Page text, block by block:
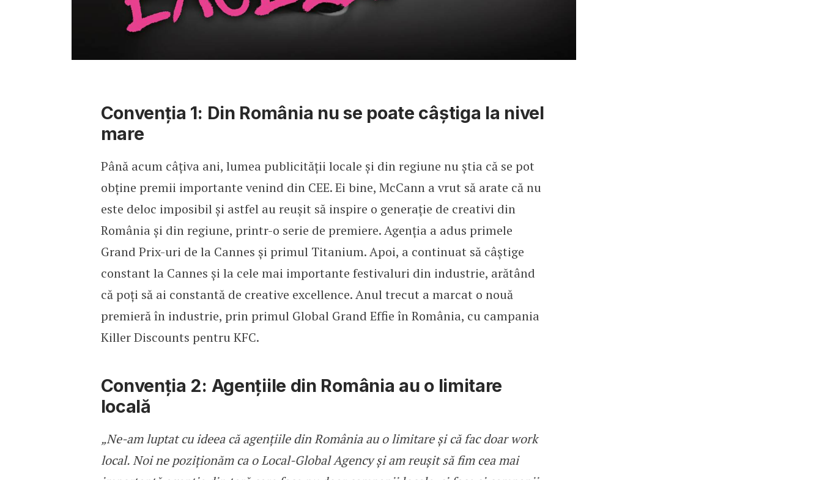
Convenția 1: Din România nu se poate câștiga la nivel
mare
Până acum câțiva ani, lumea publicității locale și din regiune nu știa că se pot
obține premii importante venind din CEE. Ei bine, McCann a vrut să arate că nu
este deloc imposibil și astfel au reușit să inspire o generație de creativi din
România și din regiune, printr-o serie de premiere. Agenția a adus primele
Grand Prix-uri de la Cannes și primul Titanium. Apoi, a continuat să câștige
constant la Cannes și la cele mai importante festivaluri din industrie, arătând
că poți să ai constantă de creative excellence. Anul trecut a marcat o nouă
premieră în industrie, prin primul Global Grand Effie în România, cu campania
Killer Discounts pentru KFC.
Convenția 2: Agențiile din România au o limitare
locală
„Ne-am luptat cu ideea că agențiile din România au o limitare și că fac doar work
local. Noi ne poziționăm ca o Local-Global Agency și am reușit să fim cea mai